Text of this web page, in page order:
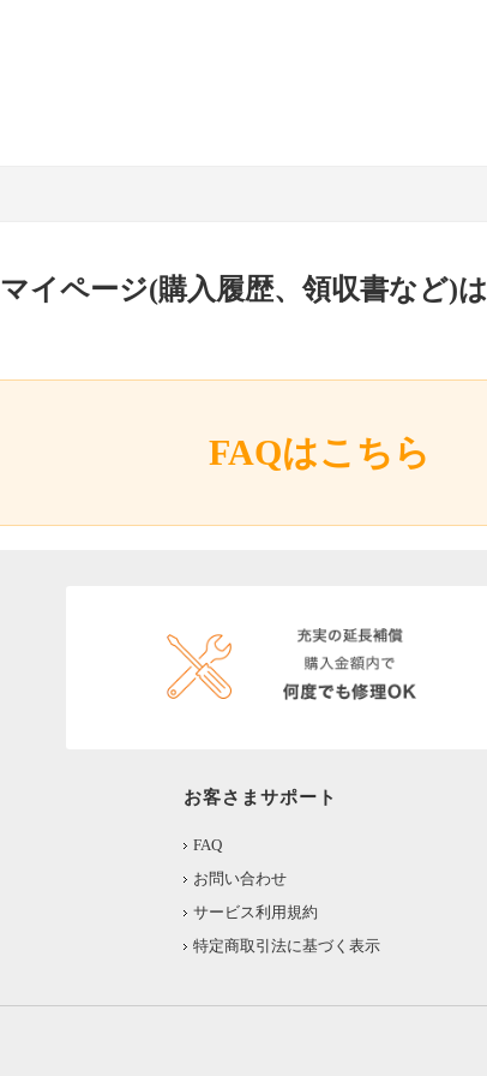
マイページ(購入履歴、領収書など)は
FAQはこちら
お客さまサポート
FAQ
お問い合わせ
サービス利用規約
特定商取引法に基づく表示